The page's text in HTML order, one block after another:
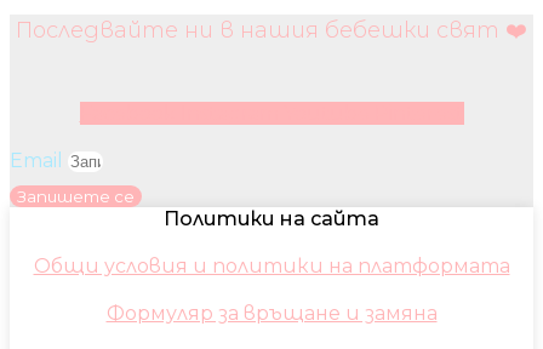
Последвайте ни в нашия бебешки свят ❤️
Email
Запишете се
Политики на сайта
Общи условия и политики на платформата
Формуляр за връщане и замяна